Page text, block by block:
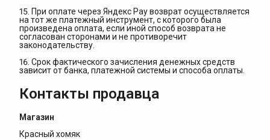
15. При оплате через Яндекс Pay возврат осуществляется
на тот же платежный инструмент, с которого была
произведена оплата, если иной способ возврата не
согласован сторонами и не противоречит
законодательству.
16. Срок фактического зачисления денежных средств
зависит от банка, платежной системы и способа оплаты.
Контакты продавца
Магазин
Красный хомяк